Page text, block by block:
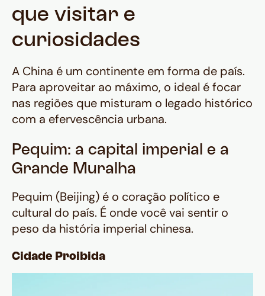
que visitar e
curiosidades
A China é um continente em forma de país.
Para aproveitar ao máximo, o ideal é focar
nas regiões que misturam o legado histórico
com a efervescência urbana.
Pequim: a capital imperial e a
Grande Muralha
Pequim (Beijing) é o coração político e
cultural do país. É onde você vai sentir o
peso da história imperial chinesa.
Cidade Proibida